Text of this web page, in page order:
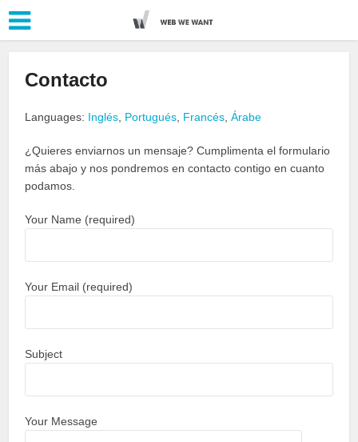
Contacto
Languages: Inglés Portugués Francés ,Árabe
¿Quieres enviarnos un mensaje? Cumplimenta el formulario
más abajo y nos pondremos en contacto contigo en cuanto
podamos.
Your Name (required)
Your Email (required)
Subject
Your Message